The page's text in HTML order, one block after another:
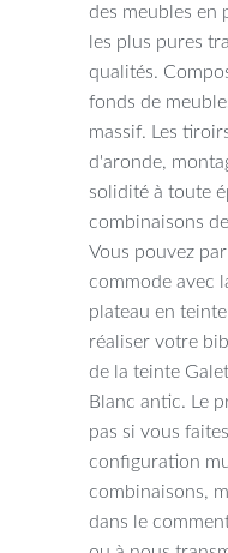
des meubles en
les plus pures
qualités.
fonds de
massif. Les
d'aronde,
solidité à toute
combinaisons
Vous pouvez
commode avec
plateau en
réaliser votre
de la teinte
Blanc antic. Le
pas si vous
configuration
combinaisons,
dans le